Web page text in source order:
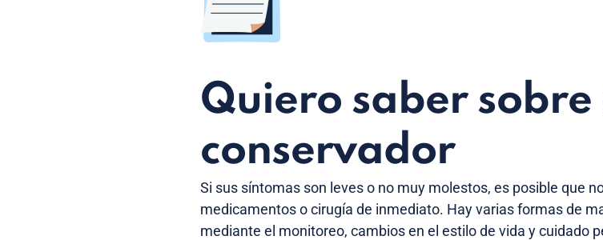
Quiero saber sobre
conservador
Si sus síntomas son leves o no muy molestos, es posible que
medicamentos o cirugía de inmediato. Hay varias formas de
mediante el monitoreo, cambios en el estilo de vida y cuidado